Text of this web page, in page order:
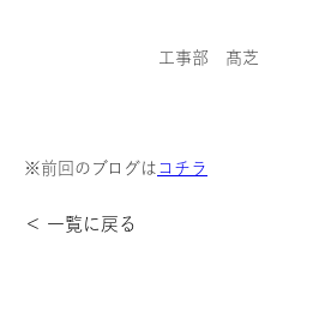
工事部 髙芝
※前回のブログは コチラ
＜ 一覧に戻る